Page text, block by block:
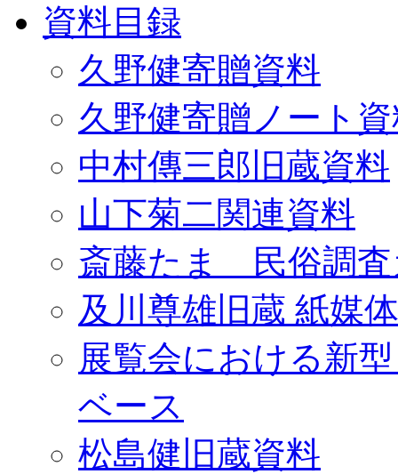
資料目録
久野健寄贈資料
久野健寄贈ノート
中村傳三郎旧蔵資料
山下菊二関連資料
斎藤たま 民俗調査
及川尊雄旧蔵 紙媒
展覧会における新
ベース
松島健旧蔵資料